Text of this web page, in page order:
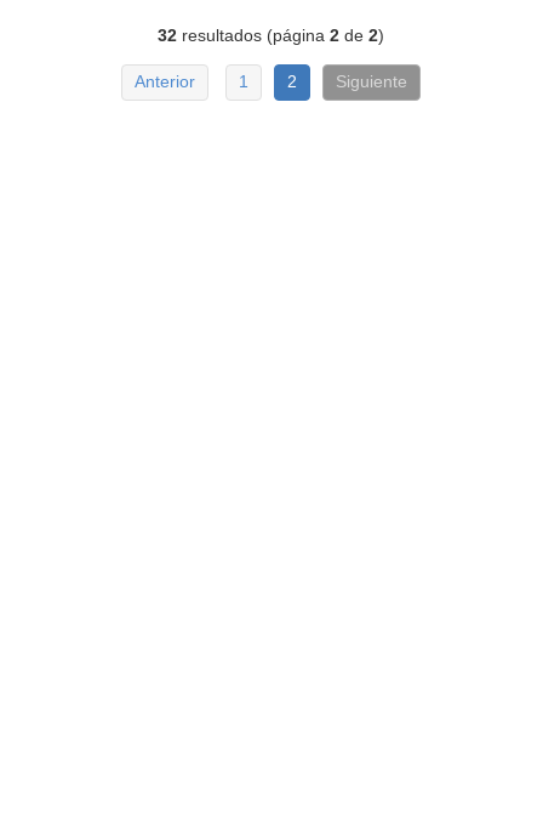
32 resultados (página2 de2)
Anterior 1 2 Siguiente